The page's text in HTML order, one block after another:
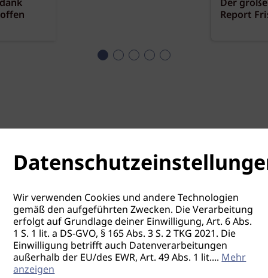
Der
Report
Wir verwenden Cookies und andere Technologien
gemäß den aufgeführten Zwecken. Die Verarbeitung
erfolgt auf Grundlage deiner Einwilligung, Art. 6 Abs.
1 S. 1 lit. a DS-GVO, § 165 Abs. 3 S. 2 TKG 2021. Die
Einwilligung betrifft auch Datenverarbeitungen
außerhalb der EU/des EWR, Art. 49 Abs. 1 lit....Mehr
anzeigen